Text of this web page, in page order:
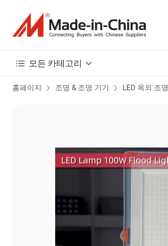
모든 카테고리
홈페이지 조명 & 조명 기기 LED 옥외 조명